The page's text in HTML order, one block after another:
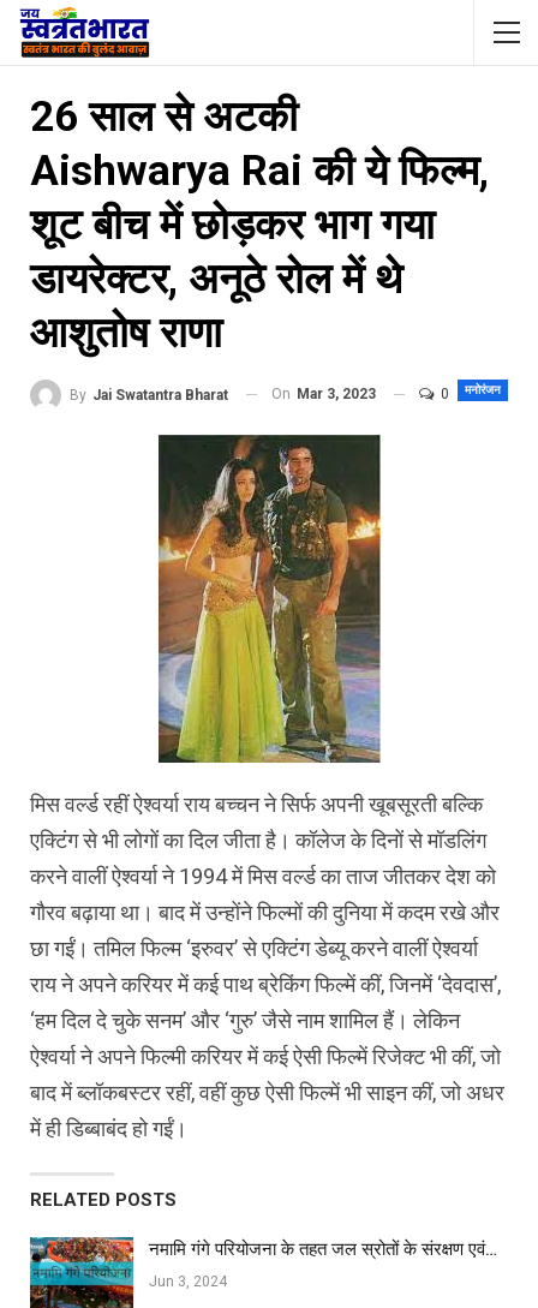
26 साल से अटकी
Aishwarya Rai की ये फिल्म,
शू‍ट बीच में छोड़कर भाग गया
डायरेक्टर, अनूठे रोल में थे
आशुतोष राणा
मनोरंजन
By Jai Swatantra Bharat On Mar 3, 2023 0
मिस वर्ल्ड रहीं ऐश्वर्या राय बच्चन ने सिर्फ अपनी खूबसूरती बल्कि
एक्टिंग से भी लोगों का दिल जीता है। कॉलेज के दिनों से मॉडलिंग
करने वालीं ऐश्वर्या ने 1994 में मिस वर्ल्ड का ताज जीतकर देश को
गौरव बढ़ाया था। बाद में उन्होंने फिल्मों की दुनिया में कदम रखे और
छा गईं। तमिल फिल्म ‘इरुवर’ से एक्टिंग डेब्यू करने वालीं ऐश्वर्या
राय ने अपने करियर में कई पाथ ब्रेकिंग फिल्में कीं, जिनमें ‘देवदास’,
‘हम दिल दे चुके सनम’ और ‘गुरु’ जैसे नाम शामिल हैं। लेकिन
ऐश्वर्या ने अपने फिल्मी करियर में कई ऐसी फिल्में रिजेक्ट भी कीं, जो
बाद में ब्लॉकबस्टर रहीं, वहीं कुछ ऐसी फिल्में भी साइन कीं, जो अधर
में ही डिब्बाबंद हो गईं।
RELATED POSTS
नमामि गंगे परियोजना के तहत जल स्रोतों के संरक्षण एवं…
Jun 3, 2024